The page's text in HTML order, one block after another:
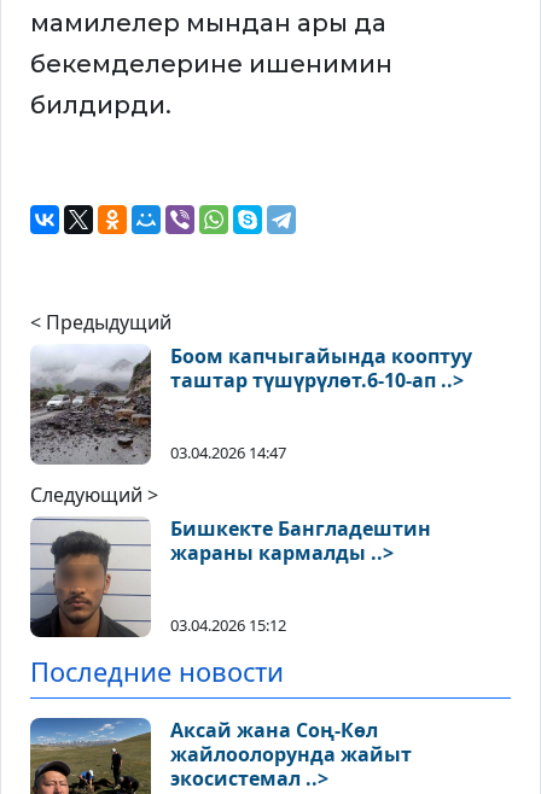
мамилелер мындан ары да
бекемделерине ишенимин
билдирди.
< Предыдущий
Боом капчыгайында кооптуу
таштар түшүрүлөт.6-10-ап ..>
03.04.2026 14:47
Следующий >
Бишкекте Бангладештин
жараны кармалды ..>
03.04.2026 15:12
Последние новости
Аксай жана Соң-Көл
жайлоолорунда жайыт
экосистемал ..>